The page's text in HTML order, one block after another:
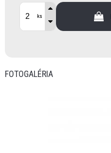
ks
FOTOGALÉRIA